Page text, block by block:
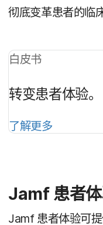
彻底​变革​患者​的​临
白皮​书
转变患者​体验。
了解​更​多
Jamf 患者​
Jamf 患者​体验​可​提